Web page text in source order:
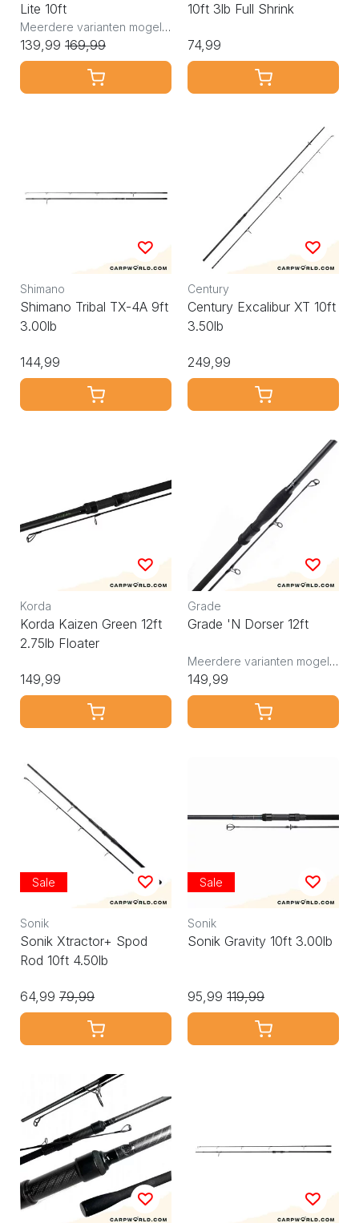
Lite 10ft
Meerdere varianten mogelijk
139,99 169,99
10ft 3lb Full Shrink
74,99
Shimano
Shimano Tribal TX-4A 9ft
3.00lb
144,99
Century
Century Excalibur XT 10ft
3.50lb
249,99
Korda
Korda Kaizen Green 12ft
2.75lb Floater
149,99
Grade
Grade 'N Dorser 12ft
Meerdere varianten mogelijk
149,99
Sale
Sonik
Sonik Xtractor+ Spod
Rod 10ft 4.50lb
64,99 79,99
Sale
Sonik
Sonik Gravity 10ft 3.00lb
95,99 119,99